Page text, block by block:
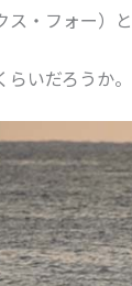
ス・フォー）
らいだろうか。